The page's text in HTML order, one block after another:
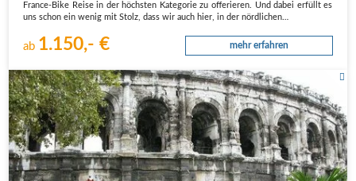
France-Bike Reise in der höchsten Kategorie zu offerieren. Und dabei erfüllt es
uns schon ein wenig mit Stolz, dass wir auch hier, in der nördlichen…
ab 1.150,- € mehr erfahren